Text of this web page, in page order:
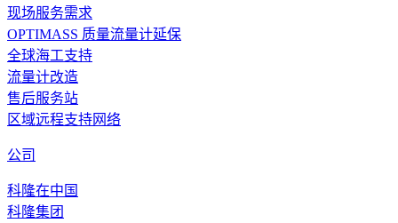
现场服务需求
OPTIMASS 质量流量计延保
全球海工支持
流量计改造
售后服务站
区域远程支持网络
公司
科隆在中国
科隆集团